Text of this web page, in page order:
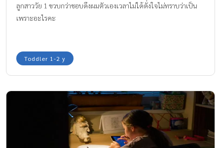
ลูกสาววัย 1 ขวบกว่าชอบดึงผมตัวเองเวลาไม่ได้ดั่งใจไม่ทราบว่าเป็น
เพราะอะไรคะ
Toddler 1-2 y